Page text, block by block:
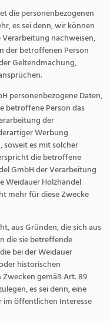
die personenbezogenen
es sei denn, wir können
nachweisen,
der betroffenen Person
Geltendmachung,
personenbezogene Daten,
betroffene Person das
der
Werbung
soweit es mit solcher
die betroffene
GmbH der Verarbeitung
Weidauer Holzhandel
mehr für diese Zwecke
aus Gründen, die sich aus
die sie betreffende
bei der Weidauer
historischen
gemäß Art. 89
es sei denn, eine
im öffentlichen Interesse